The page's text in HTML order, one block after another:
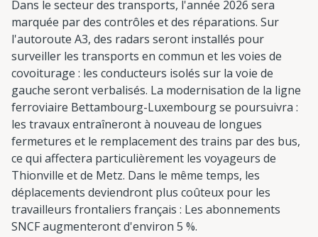
Dans le secteur des transports, l'année 2026 sera
marquée par des contrôles et des réparations. Sur
l'autoroute A3, des radars seront installés pour
surveiller les transports en commun et les voies de
covoiturage : les conducteurs isolés sur la voie de
gauche seront verbalisés. La modernisation de la ligne
ferroviaire Bettambourg-Luxembourg se poursuivra :
les travaux entraîneront à nouveau de longues
fermetures et le remplacement des trains par des bus,
ce qui affectera particulièrement les voyageurs de
Thionville et de Metz. Dans le même temps, les
déplacements deviendront plus coûteux pour les
travailleurs frontaliers français : Les abonnements
SNCF augmenteront d'environ 5 %.